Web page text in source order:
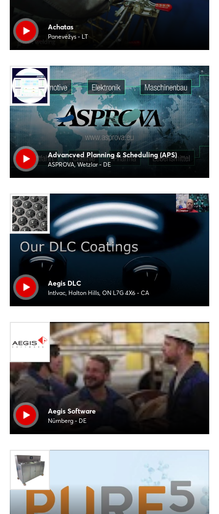
Achatas
Panevėžys - LT
Advancved Planning & Scheduling (APS)
ASPROVA, Wetzlar - DE
Aegis DLC
Intlvac, Halton Hills, ON L7G 4X6 - CA
Aegis Software
Nürnberg - DE